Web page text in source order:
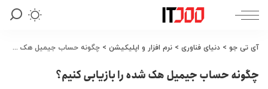
آی تی جو > دنیای فناوری > نرم افزار و اپلیکیشن > چگونه حساب جیمیل هک شده را بازیابی کنیم؟
چگونه حساب جیمیل هک شده را بازیابی کنیم؟